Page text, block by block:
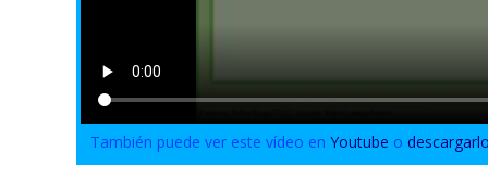
También puede ver este vídeo enYoutube o